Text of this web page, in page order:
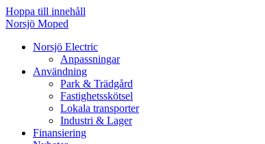
Hoppa till innehåll
Norsjö Moped
Norsjö Electric
Anpassningar
Användning
Park & Trädgård
Fastighetsskötsel
Lokala transporter
Industri & Lager
Finansiering